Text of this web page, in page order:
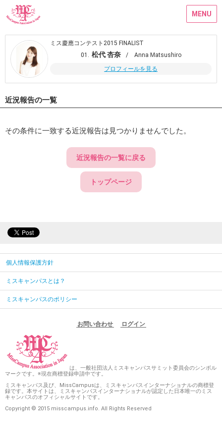
MENU
ミス慶應コンテスト2015 FINALIST
01. 松代 杏奈
/ Anna Matsushiro
プロフィールを見る
近況報告の一覧
その条件に一致する近況報告は見つかりませんでした。
近況報告の一覧に戻る
トップページ
個人情報保護方針
ミスキャンパスとは？
ミスキャンパスのポリシー
お問い合わせ ログイン
は、一般社団法人ミスキャンパスサミット委員会のシンボル
マークです。※現在商標登録申請中です。
ミスキャンパス及び、MissCampusは、ミスキャンパスインターナショナルの商標登
録です。本サイトは、ミスキャンパスインターナショナルが認定した日本唯一のミス
キャンパスのオフィシャルサイトです。
Copyright © 2015 misscampus.info. All Rights Reserved